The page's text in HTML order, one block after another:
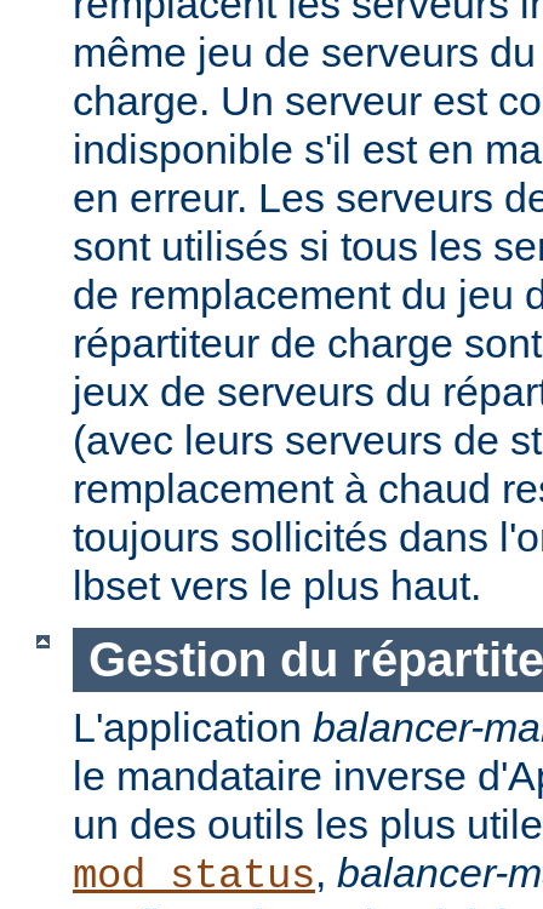
même jeu de serveurs
charge. Un serveur est
indisponible s'il est en
en erreur. Les serveurs
sont utilisés si tous les
de remplacement du jeu
répartiteur de charge
jeux de serveurs du
(avec leurs serveurs de
remplacement à chaud
toujours sollicités dans
lbset vers le plus haut.
Gestion du
L'application balancer-
le mandataire inverse
un des outils les plus
mod_status, balancer-